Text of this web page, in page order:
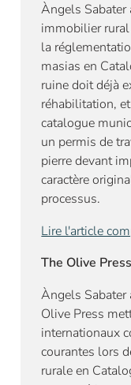
Àngels Sabater
immobilier
la
masias en
ruine doit déjà
réhabilitation,
catalogue
un permis de
pierre devant
caractère
processus.
Lire l'article
The Olive
Àngels Sabater
Olive Press
internationaux
courantes lors
rurale en